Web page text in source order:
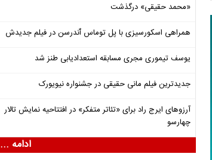
«محمد حقیقی» درگذشت
همراهی اسکورسیزی با پل توماس ٱندرسن در فیلم جدیدش
یوسف تیموری مجری مسابقه استعدادیابی طنز شد
جدیدترین فیلم مانی حقیقی در جشنواره نیویورک
آرزوهای ایرج راد برای «تئاتر متفکر» در افتتاحیه نمایش تالار
چهارسو
ادامه ...